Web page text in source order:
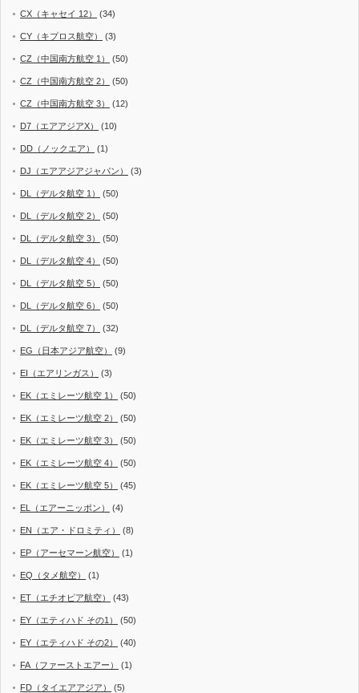
CX（キャセイ 12） (34)
CY（キプロス航空） (3)
CZ（中国南方航空 1） (50)
CZ（中国南方航空 2） (50)
CZ（中国南方航空 3） (12)
D7（エアアジアX） (10)
DD（ノックエア） (1)
DJ（エアアジアジャパン） (3)
DL（デルタ航空 1） (50)
DL（デルタ航空 2） (50)
DL（デルタ航空 3） (50)
DL（デルタ航空 4） (50)
DL（デルタ航空 5） (50)
DL（デルタ航空 6） (50)
DL（デルタ航空 7） (32)
EG（日本アジア航空） (9)
EI（エアリンガス） (3)
EK（エミレーツ航空 1） (50)
EK（エミレーツ航空 2） (50)
EK（エミレーツ航空 3） (50)
EK（エミレーツ航空 4） (50)
EK（エミレーツ航空 5） (45)
EL（エアーニッポン） (4)
EN（エア・ドロミティ） (8)
EP（アーセマーン航空） (1)
EQ（タメ航空） (1)
ET（エチオピア航空） (43)
EY（エティハド その1） (50)
EY（エティハド その2） (40)
FA（ファーストエアー） (1)
FD（タイエアアジア） (5)